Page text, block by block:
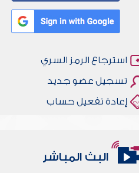
استرجاع الرمز السري
تسجيل عضو جديد
إعادة تفعيل حساب
البث المباشر